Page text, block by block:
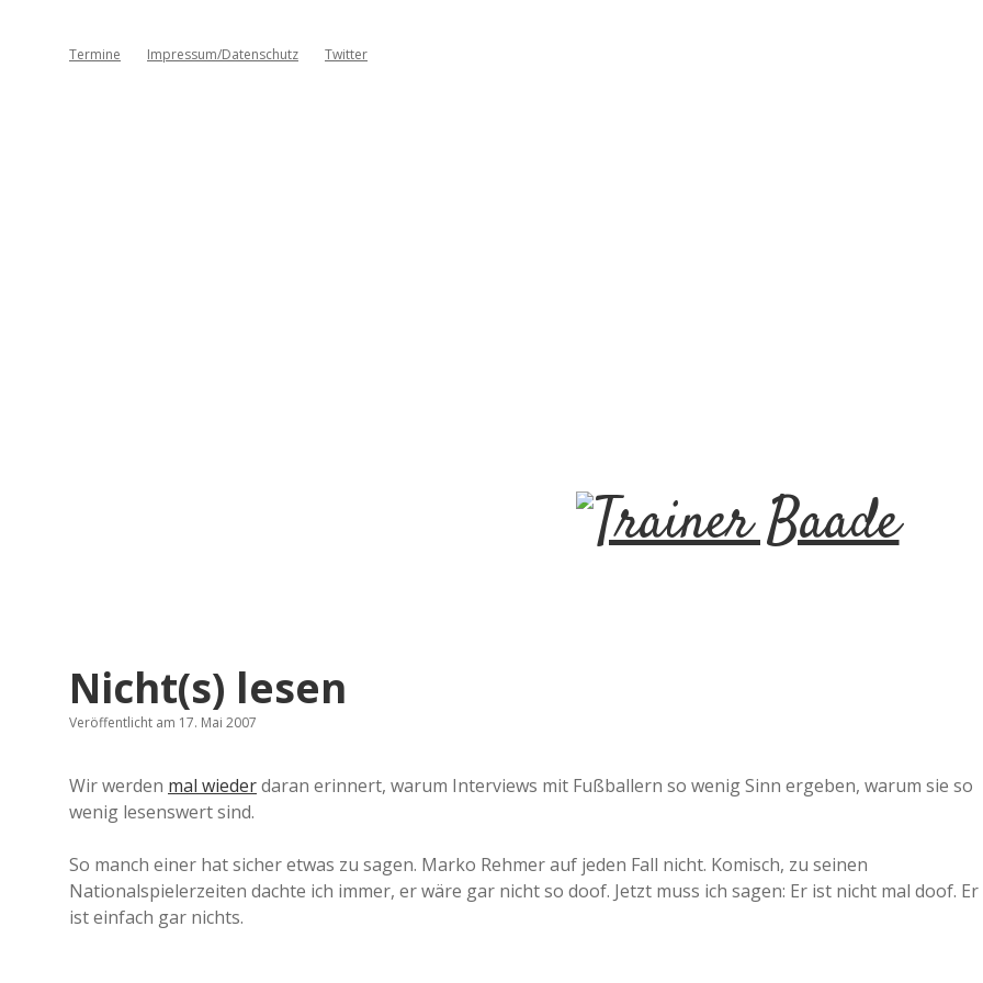
Termine Impressum/Datenschutz Twitter
T
n
e
r
Nicht(s) lesen
Veröffentlicht am 17. Mai 2007
Wir werden mal wiederdaran erinnert, warum Interviews mit Fußballern so wenig Sinn ergeben, warum sie so
wenig lesenswert sind.
So manch einer hat sicher etwas zu sagen. Marko Rehmer auf jeden Fall nicht. Komisch, zu seinen
Nationalspielerzeiten dachte ich immer, er wäre gar nicht so doof. Jetzt muss ich sagen: Er ist nicht mal doof. Er
ist einfach gar nichts.